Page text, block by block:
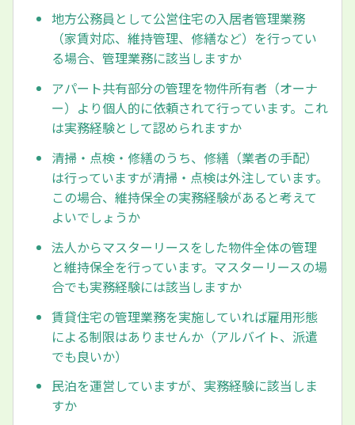
地方公務員として公営住宅の入居者管理業務
（家賃対応、維持管理、修繕など）を行ってい
る場合、管理業務に該当しますか
アパート共有部分の管理を物件所有者（オーナ
ー）より個人的に依頼されて行っています。これ
は実務経験として認められますか
清掃・点検・修繕のうち、修繕（業者の手配）
は行っていますが清掃・点検は外注しています。
この場合、維持保全の実務経験があると考えて
よいでしょうか
法人からマスターリースをした物件全体の管理
と維持保全を行っています。マスターリースの場
合でも実務経験には該当しますか
賃貸住宅の管理業務を実施していれば雇用形態
による制限はありませんか（アルバイト、派遣
でも良いか）
民泊を運営していますが、実務経験に該当しま
すか